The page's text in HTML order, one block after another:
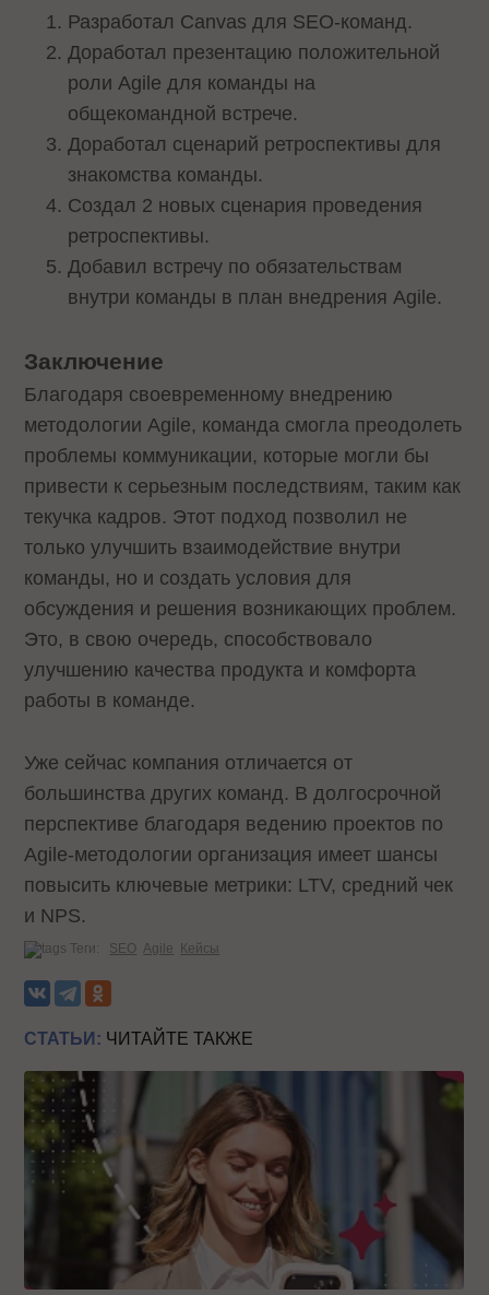
Разработал Canvas для SEO-команд.
Доработал презентацию положительной
роли Agile для команды на
общекомандной встрече.
Доработал сценарий ретроспективы для
знакомства команды.
Создал 2 новых сценария проведения
ретроспективы.
Добавил встречу по обязательствам
внутри команды в план внедрения Agile.
Заключение
Благодаря своевременному внедрению
методологии Agile, команда смогла преодолеть
проблемы коммуникации, которые могли бы
привести к серьезным последствиям, таким как
текучка кадров. Этот подход позволил не
только улучшить взаимодействие внутри
команды, но и создать условия для
обсуждения и решения возникающих проблем.
Это, в свою очередь, способствовало
улучшению качества продукта и комфорта
работы в команде.
Уже сейчас компания отличается от
большинства других команд. В долгосрочной
перспективе благодаря ведению проектов по
Agile-методологии организация имеет шансы
повысить ключевые метрики: LTV, средний чек
и NPS.
Теги: SEO Agile Кейсы
СТАТЬИ: ЧИТАЙТЕ ТАКЖЕ